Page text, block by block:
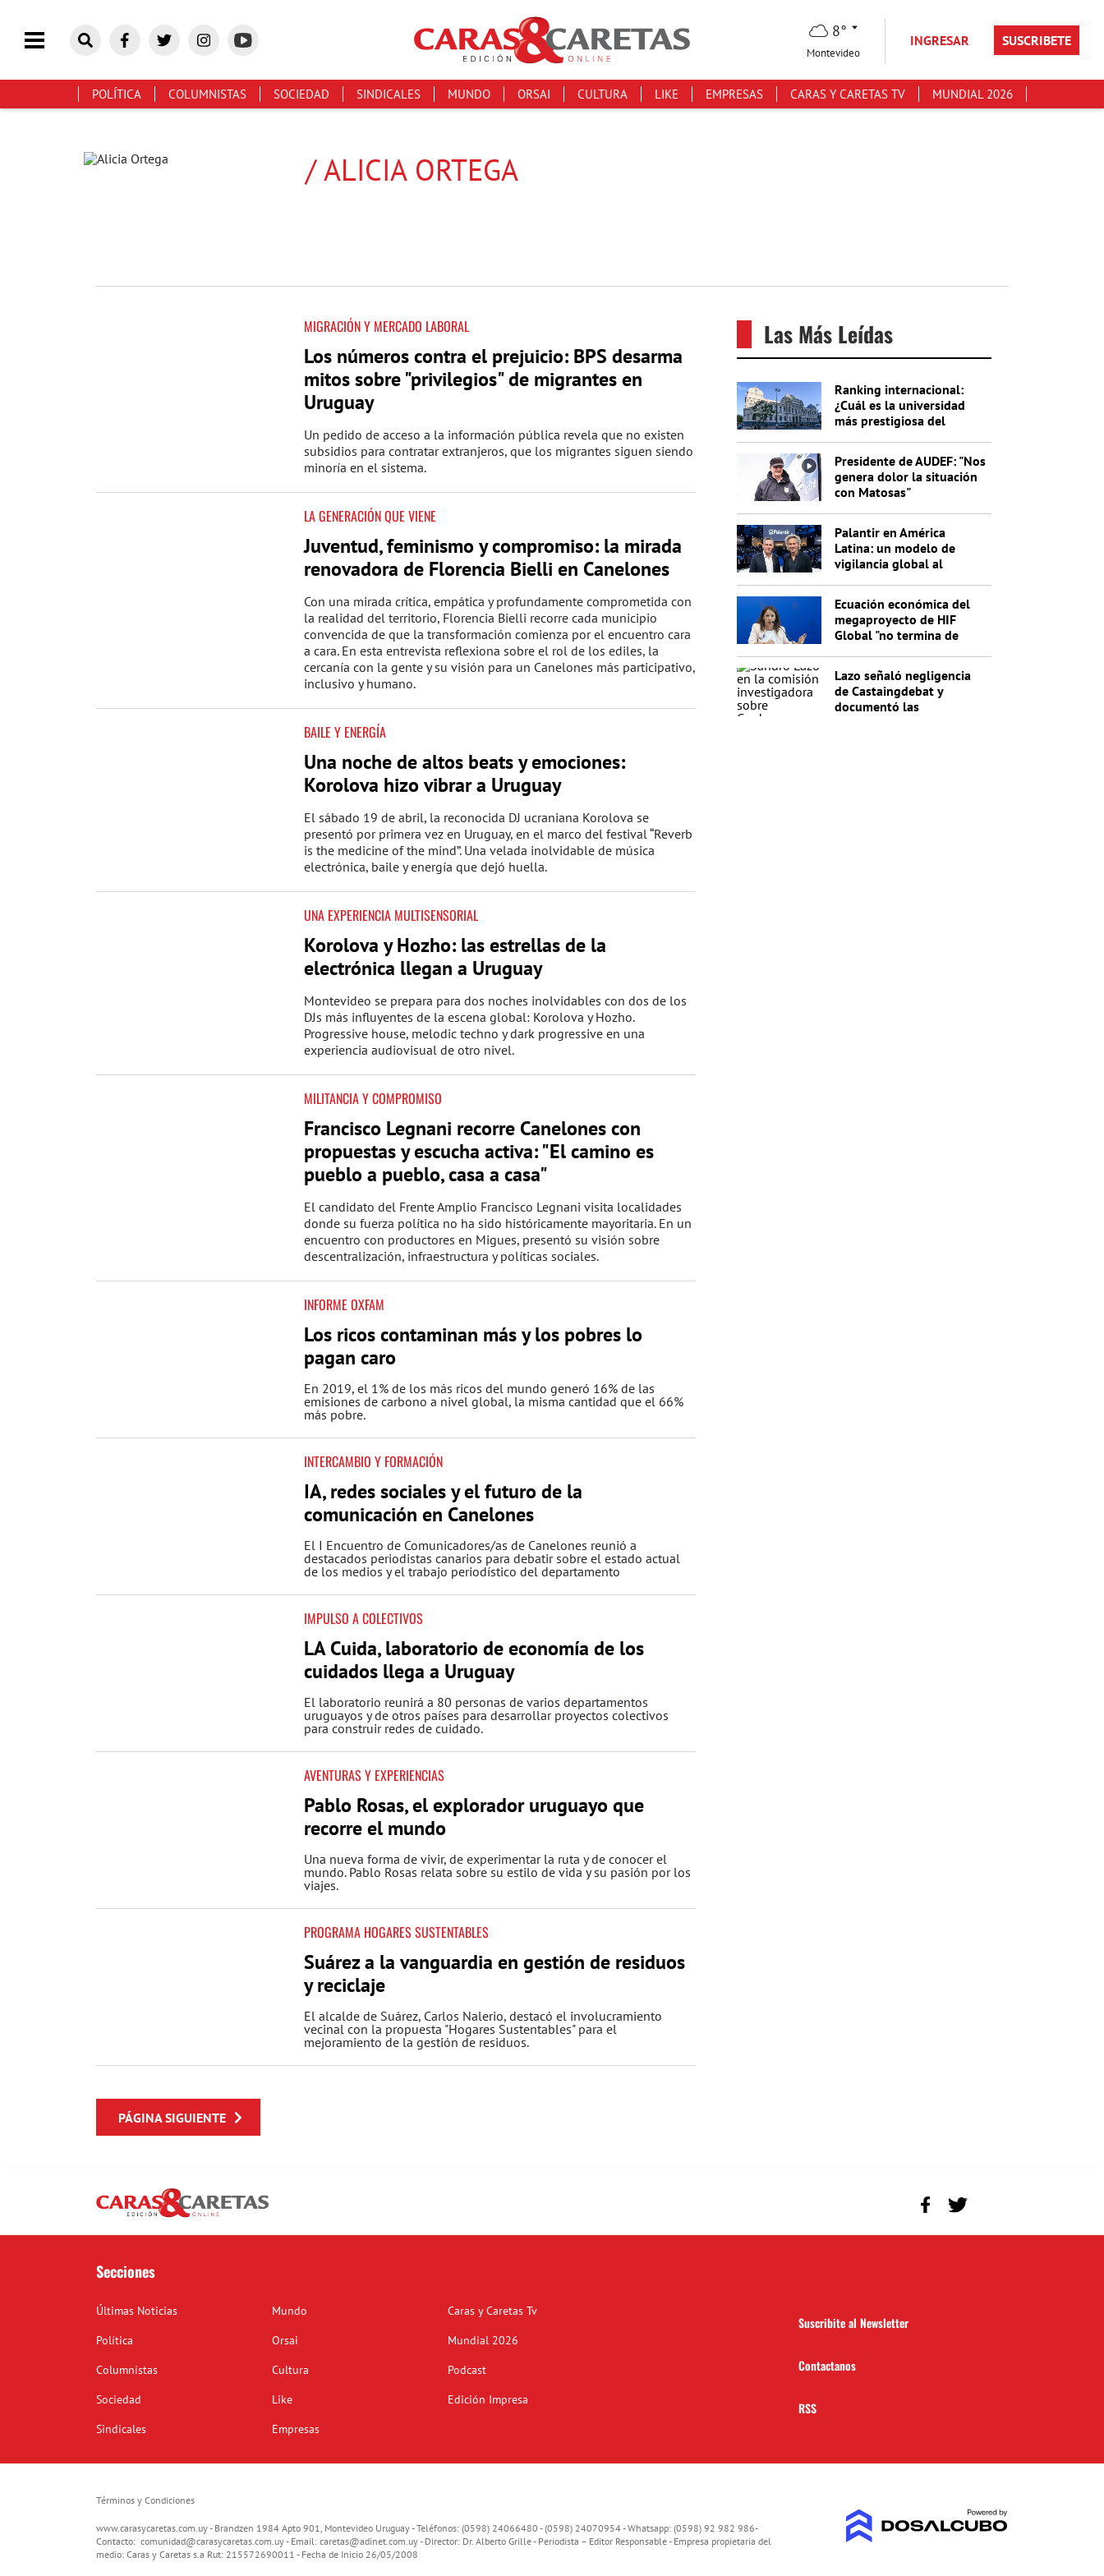
8°
Montevideo
INGRESAR SUSCRIBETE
POLÍTICA COLUMNISTAS SOCIEDAD SINDICALES MUNDO ORSAI CULTURA LIKE EMPRESAS CARAS Y CARETAS TV MUNDIAL 2026
/ ALICIA ORTEGA
MIGRACIÓN Y MERCADO LABORAL
Los números contra el prejuicio: BPS desarma
mitos sobre "privilegios" de migrantes en
Uruguay
Un pedido de acceso a la información pública revela que no existen
subsidios para contratar extranjeros, que los migrantes siguen siendo
minoría en el sistema.
LA GENERACIÓN QUE VIENE
Juventud, feminismo y compromiso: la mirada
renovadora de Florencia Bielli en Canelones
Con una mirada crítica, empática y profundamente comprometida con
la realidad del territorio, Florencia Bielli recorre cada municipio
convencida de que la transformación comienza por el encuentro cara
a cara. En esta entrevista reflexiona sobre el rol de los ediles, la
cercanía con la gente y su visión para un Canelones más participativo,
inclusivo y humano.
BAILE Y ENERGÍA
Una noche de altos beats y emociones:
Korolova hizo vibrar a Uruguay
El sábado 19 de abril, la reconocida DJ ucraniana Korolovase
presentó por primera vez en Uruguay, en el marco del festival “Reverb
is the medicine of the mind”. Una velada inolvidable de música
electrónica, baile y energía que dejó huella.
UNA EXPERIENCIA MULTISENSORIAL
Korolova y Hozho: las estrellas de la
electrónica llegan a Uruguay
Montevideo se prepara para dos noches inolvidables con dos de los
DJs más influyentes de la escena global: Korolova y Hozho.
Progressive house, melodic techno y dark progressive en una
experiencia audiovisual de otro nivel.
MILITANCIA Y COMPROMISO
Francisco Legnani recorre Canelones con
propuestas y escucha activa: "El camino es
pueblo a pueblo, casa a casa"
El candidato del Frente Amplio Francisco Legnanivisita localidades
donde su fuerza política no ha sido históricamente mayoritaria. En un
encuentro con productores en Migues, presentó su visión sobre
descentralización, infraestructura y políticas sociales.
INFORME OXFAM
Los ricos contaminan más y los pobres lo
pagan caro
En 2019, el 1% de los más ricos del mundo generó 16% de las
emisiones de carbono a nivel global, la misma cantidad que el 66%
más pobre.
INTERCAMBIO Y FORMACIÓN
IA, redes sociales y el futuro de la
comunicación en Canelones
El I Encuentro de Comunicadores/as de Canelones reunió a
destacados periodistas canarios para debatir sobre el estado actual
de los medios y el trabajo periodístico del departamento
IMPULSO A COLECTIVOS
LA Cuida, laboratorio de economía de los
cuidados llega a Uruguay
El laboratorio reunirá a 80 personas de varios departamentos
uruguayos y de otros países para desarrollar proyectos colectivos
para construir redes de cuidado.
AVENTURAS Y EXPERIENCIAS
Pablo Rosas, el explorador uruguayo que
recorre el mundo
Una nueva forma de vivir, de experimentar la ruta y de conocer el
mundo. Pablo Rosas relata sobre su estilo de vida y su pasión por los
viajes.
PROGRAMA HOGARES SUSTENTABLES
Suárez a la vanguardia en gestión de residuos
y reciclaje
El alcalde de Suárez, Carlos Nalerio, destacó el involucramiento
vecinal con la propuesta "Hogares Sustentables" para el
mejoramiento de la gestión de residuos.
PÁGINA SIGUIENTE
Las Más Leídas
Ranking internacional:
¿Cuál es la universidad
más prestigiosa del
Presidente de AUDEF: "Nos
genera dolor la situación
con Matosas"
Palantir en América
Latina: un modelo de
vigilancia global al
Ecuación económica del
megaproyecto de HIF
Global "no termina de
Lazo señaló negligencia
de Castaingdebat y
documentó las
Secciones
Últimas Noticias
Política
Columnistas
Sociedad
Sindicales
Mundo
Orsai
Cultura
Like
Empresas
Caras y Caretas Tv
Mundial 2026
Podcast
Edición Impresa
Suscribite al Newsletter
Contactanos
RSS
Términos y Condiciones
www.carasycaretas.com.uy - Brandzen 1984 Apto 901, Montevideo Uruguay - Teléfonos: (0598) 24066480 - (0598) 24070954 - Whatsapp: (0598) 92 982 986-
Contacto: comunidad@carasycaretas.com.uy- Email: caretas@adinet.com.uy- Director: Dr. Alberto Grille - Periodista – Editor Responsable - Empresa propietaria del
medio: Caras y Caretas s.a Rut: 215572690011 - Fecha de Inicio 26/05/2008